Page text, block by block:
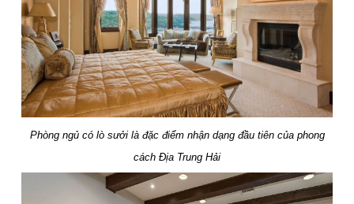
Phòng ngủ có lò sưởi là đặc điểm nhận dạng đầu tiên của phong
cách Địa Trung Hải